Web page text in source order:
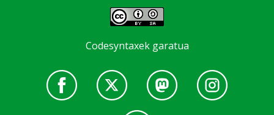
Codesyntaxek garatua